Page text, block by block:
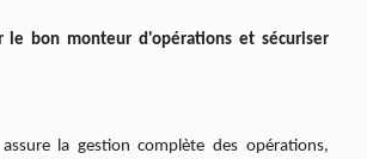
le bon monteur d'opérations et sécuriser
la gestion complète des opérations,